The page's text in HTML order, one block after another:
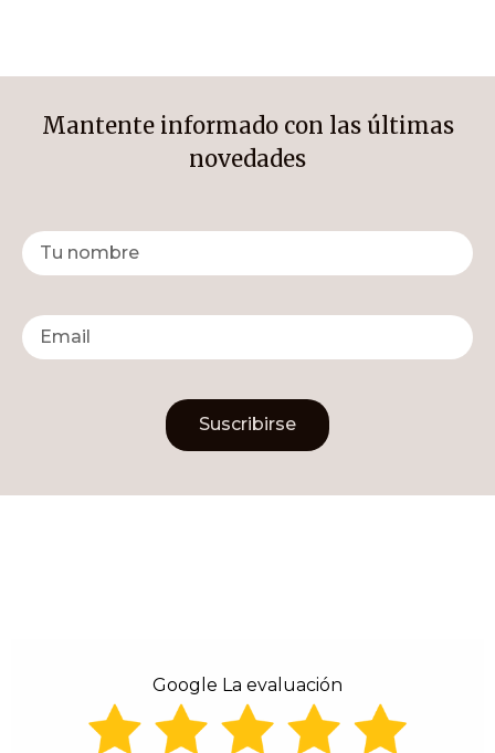
Mantente informado con las últimas
novedades
Suscribirse
Google La evaluación